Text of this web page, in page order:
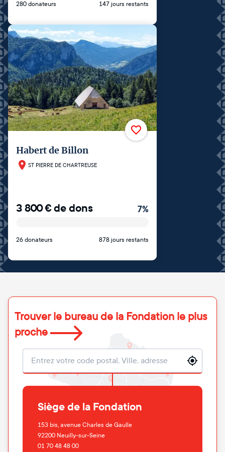
280 donateurs 147 jours restants
Habert de Billon
ST PIERRE DE CHARTREUSE
3 800€de dons 7%
26 donateurs 878 jours restants
Trouver le bureau de la Fondation le plus
proche
Localisation
Siège de la Fondation
153 bis, avenue Charles de Gaulle
92200 Neuilly-sur-Seine
01 70 48 48 00